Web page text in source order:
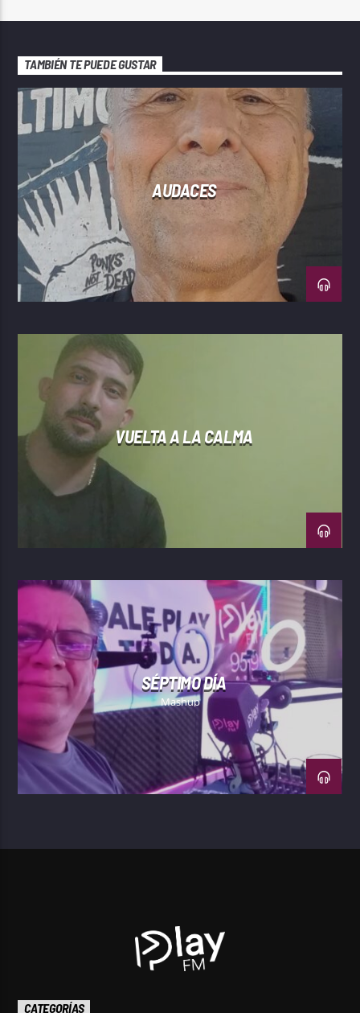
TAMBIÉN TE PUEDE GUSTAR
AUDACES
VUELTA A LA CALMA
SÉPTIMO DÍA
Mashup
CATEGORÍAS